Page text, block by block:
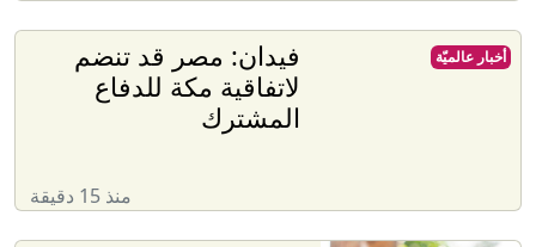
فيدان: مصر قد تنضم
لاتفاقية مكة للدفاع
المشترك
منذ 15 دقيقة
أخبار عالميّة